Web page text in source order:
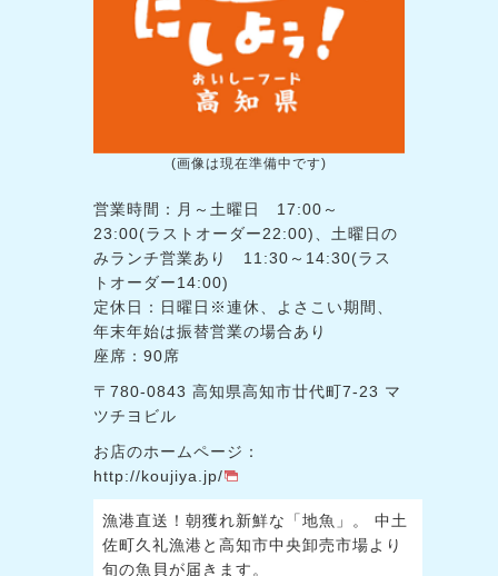
(画像は現在準備中です)
営業時間：月～土曜日 17:00～
23:00(ラストオーダー22:00)、土曜日の
みランチ営業あり 11:30～14:30(ラス
トオーダー14:00)
定休日：日曜日※連休、よさこい期間、
年末年始は振替営業の場合あり
座席：90席
〒780-0843 高知県高知市廿代町7-23 マ
ツチヨビル
お店のホームページ：
http://koujiya.jp/
漁港直送！朝獲れ新鮮な「地魚」。 中土
佐町久礼漁港と高知市中央卸売市場より
旬の魚貝が届きます。